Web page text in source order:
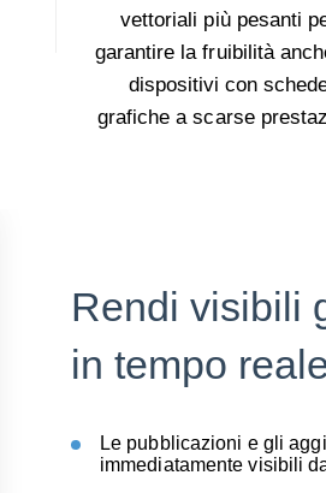
vettoriali più pesanti
garantire la fruibilità
dispositivi con
grafiche a scarse
Rendi visibili
in tempo
Le pubblicazioni e gli
immediatamente visibili